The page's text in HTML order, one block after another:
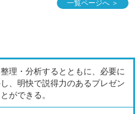
一覧ページへ ＞
理・分析するとともに、必要に
、明快で説得力のあるプレゼン
ができる。